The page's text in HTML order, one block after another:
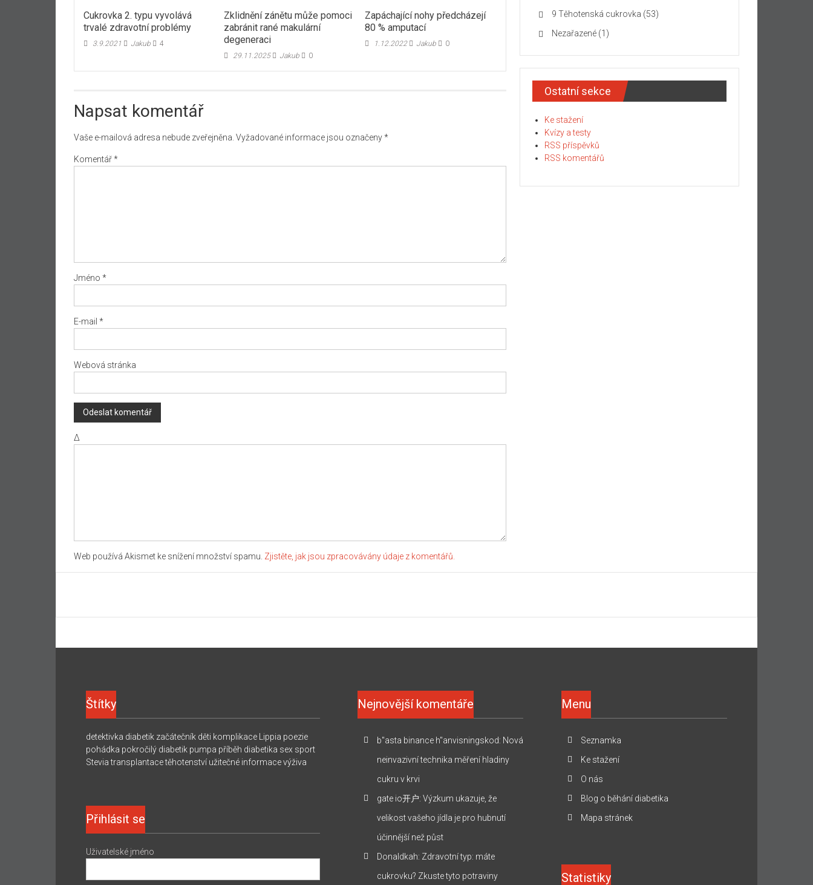
Cukrovka 2. typu vyvolává
trvalé zdravotní problémy
3.9.2021 Jakub 4
Zklidnění zánětu může pomoci
zabránit rané makulární
degeneraci
29.11.2025 Jakub 0
Zapáchající nohy předcházejí
80 % amputací
1.12.2022 Jakub 0
Napsat komentář
Vaše e-mailová adresa nebude zveřejněna. Vyžadované informace jsou označeny*
Komentář*
Jméno *
E-mail *
Webová stránka
Δ
Web používá Akismet ke snížení množství spamu. Zjistěte, jak jsou zpracovávány údaje z komentářů.
9 Těhotenská cukrovka (53)
Nezařazené (1)
Ostatní sekce
Ke stažení
Kvízy a testy
RSS příspěvků
RSS komentářů
Štítky
detektivka diabetik začátečník děti komplikace Lippia poezie
pohádka pokročilý diabetik pumpa příběh diabetika sex sport
Stevia transplantace těhotenství užitečné informace výživa
Přihlásit se
Uživatelské jméno
Nejnovější komentáře
b"asta binance h"anvisningskod: Nová
neinvazivní technika měření hladiny
cukru v krvi
gate io开户:Výzkum ukazuje, že
velikost vašeho jídla je pro hubnutí
účinnější než půst
Donaldkah: Zdravotní typ: máte
cukrovku? Zkuste tyto potraviny
Menu
Seznamka
Ke stažení
O nás
Blog o běhání diabetika
Mapa stránek
Statistiky